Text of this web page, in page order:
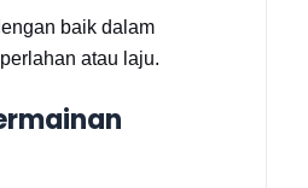
baik dalam
atau laju.